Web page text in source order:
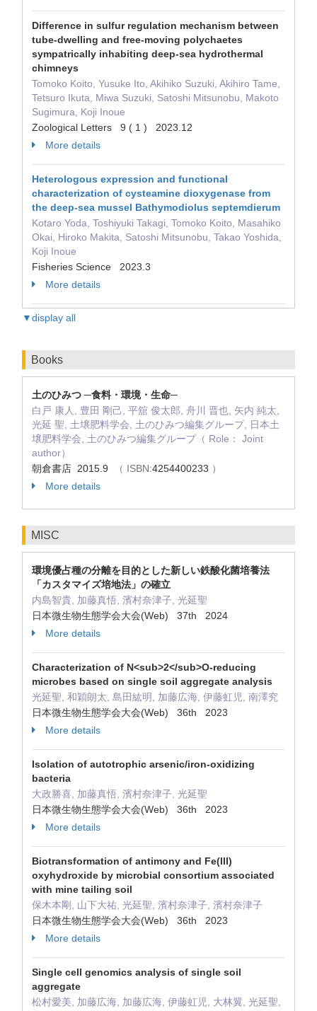
Difference in sulfur regulation mechanism between
tube-dwelling and free-moving polychaetes
sympatrically inhabiting deep-sea hydrothermal
chimneys
Tomoko Koito, Yusuke Ito, Akihiko Suzuki, Akihiro Tame,
Tetsuro Ikuta, Miwa Suzuki, Satoshi Mitsunobu, Makoto
Sugimura, Koji Inoue
Zoological Letters 9 ( 1 ) 2023.12
More details
Heterologous expression and functional
characterization of cysteamine dioxygenase from
the deep-sea mussel Bathymodiolus septemdierum
Kotaro Yoda, Toshiyuki Takagi, Tomoko Koito, Masahiko
Okai, Hiroko Makita, Satoshi Mitsunobu, Takao Yoshida,
Koji Inoue
Fisheries Science 2023.3
More details
▼display all
Books
土のひみつ ─食料・環境・生命─
白戸 康人, 豊田 剛己, 平舘 俊太郎, 舟川 晋也, 矢内 純太,
光延 聖, 土壌肥料学会, 土のひみつ編集グループ, 日本土
壌肥料学会, 土のひみつ編集グループ（ Role： Joint
author）
朝倉書店 2015.9
（ ISBN:4254400233 ）
More details
MISC
環境優占種の分離を目的とした新しい鉄酸化菌培養法
「カスタマイズ培地法」の確立
内島智貴, 加藤真悟, 濱村奈津子, 光延聖
日本微生物生態学会大会(Web) 37th 2024
More details
Characterization of N<sub>2</sub>O-reducing
microbes based on single soil aggregate analysis
光延聖, 和穎朗太, 島田紘明, 加藤広海, 伊藤虹児, 南澤究
日本微生物生態学会大会(Web) 36th 2023
More details
Isolation of autotrophic arsenic/iron-oxidizing
bacteria
大政勝喜, 加藤真悟, 濱村奈津子, 光延聖
日本微生物生態学会大会(Web) 36th 2023
More details
Biotransformation of antimony and Fe(III)
oxyhydroxide by microbial consortium associated
with mine tailing soil
保木本剛, 山下大祐, 光延聖, 濱村奈津子, 濱村奈津子
日本微生物生態学会大会(Web) 36th 2023
More details
Single cell genomics analysis of single soil
aggregate
松村愛美, 加藤広海, 加藤広海, 伊藤虹児, 大林翼, 光延聖,